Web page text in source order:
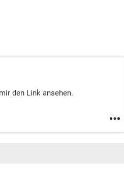
den Link ansehen.